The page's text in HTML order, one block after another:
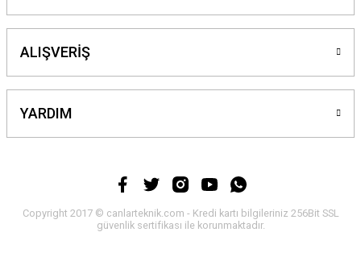
ALIŞVERİŞ
YARDIM
Copyright 2017 © canlarteknik.com - Kredi kartı bilgileriniz 256Bit SSL
güvenlik sertifikası ile korunmaktadır.